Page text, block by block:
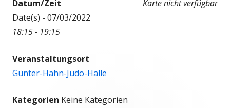
Karte nicht verfügbar
Datum/Zeit
Date(s) - 07/03/2022
18:15 - 19:15
Veranstaltungsort
Günter-Hahn-Judo-Halle
Kategorien Keine Kategorien